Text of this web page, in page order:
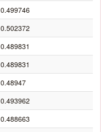
0.499746
0.502372
0.489831
0.489831
0.48947
0.493962
0.488663